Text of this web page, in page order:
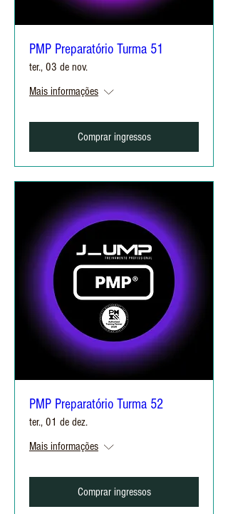
PMP Preparatório Turma 51
ter., 03 de nov.
Mais informações
Comprar ingressos
PMP Preparatório Turma 52
ter., 01 de dez.
Mais informações
Comprar ingressos